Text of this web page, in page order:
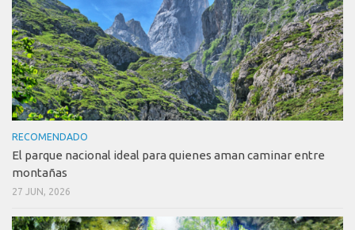
RECOMENDADO
El parque nacional ideal para quienes aman caminar entre
montañas
27 JUN, 2026